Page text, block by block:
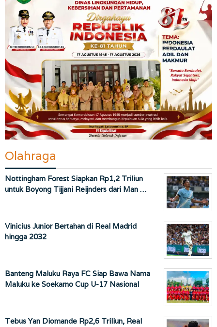
Olahraga
Nottingham Forest Siapkan Rp1,2 Triliun
untuk Boyong Tijjani Reijnders dari Man …
Vinicius Junior Bertahan di Real Madrid
hingga 2032
Banteng Maluku Raya FC Siap Bawa Nama
Maluku ke Soekarno Cup U-17 Nasional
Tebus Yan Diomande Rp2,6 Triliun, Real